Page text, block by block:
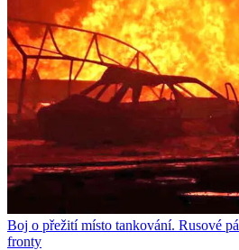
Boj o přežití místo tankování. Rusové
fronty